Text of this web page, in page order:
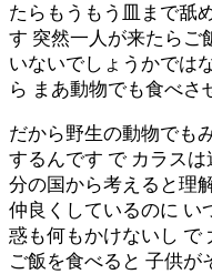
たらもうもう皿まで舐
す 突然一人が来たらご
いないでしょうかでは
ら まあ動物でも食べさ
だから野生の動物でも
するんです で カラス
分の国から考えると理
仲良くしているのに い
惑も何もかけないし で
ご飯を食べると 子供が